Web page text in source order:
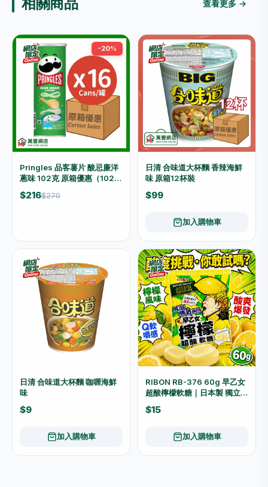
查看更多 →
-20%
Pringles 品客薯片 酸忌廉洋
蔥味 102克 原箱優惠（102g
x 16罐）
$216$270
日清 合味道大杯麵 香辣海鮮
味 原箱12杯裝
$99
加入購物車
日清 合味道大杯麵 咖喱海鮮
味
$9
加入購物車
RIBON RB-376 60g 早乙女
超酸檸檬軟糖｜日本製 獨立包
裝
$15
加入購物車